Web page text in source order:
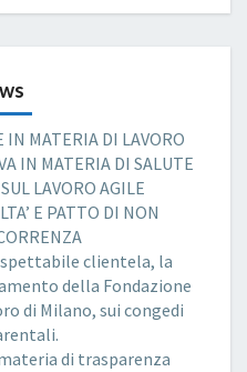
IN MATERIA DI LAVORO
IN MATERIA DI SALUTE
LAVORO AGILE
E PATTO DI NON
clientela, la
della Fondazione
di Milano, sui congedi
di trasparenza